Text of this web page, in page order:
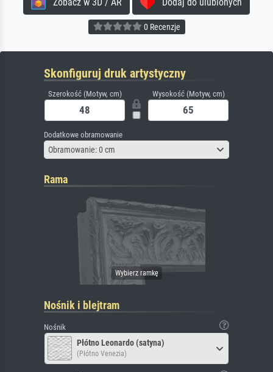
Zobacz w 3D / AR Dodaj do ulubionych
0 Recenzje
Skonfiguruj druk artystyczny
Szerokość (Motyw, cm) Wysokość (Motyw, cm)
Dodatkowe obramowanie
Obramowanie: 0 cm
Rama
Nośnik i blejtram
Nośnik
Płótno Leonardo (satyna)
(Płótno Venezia)